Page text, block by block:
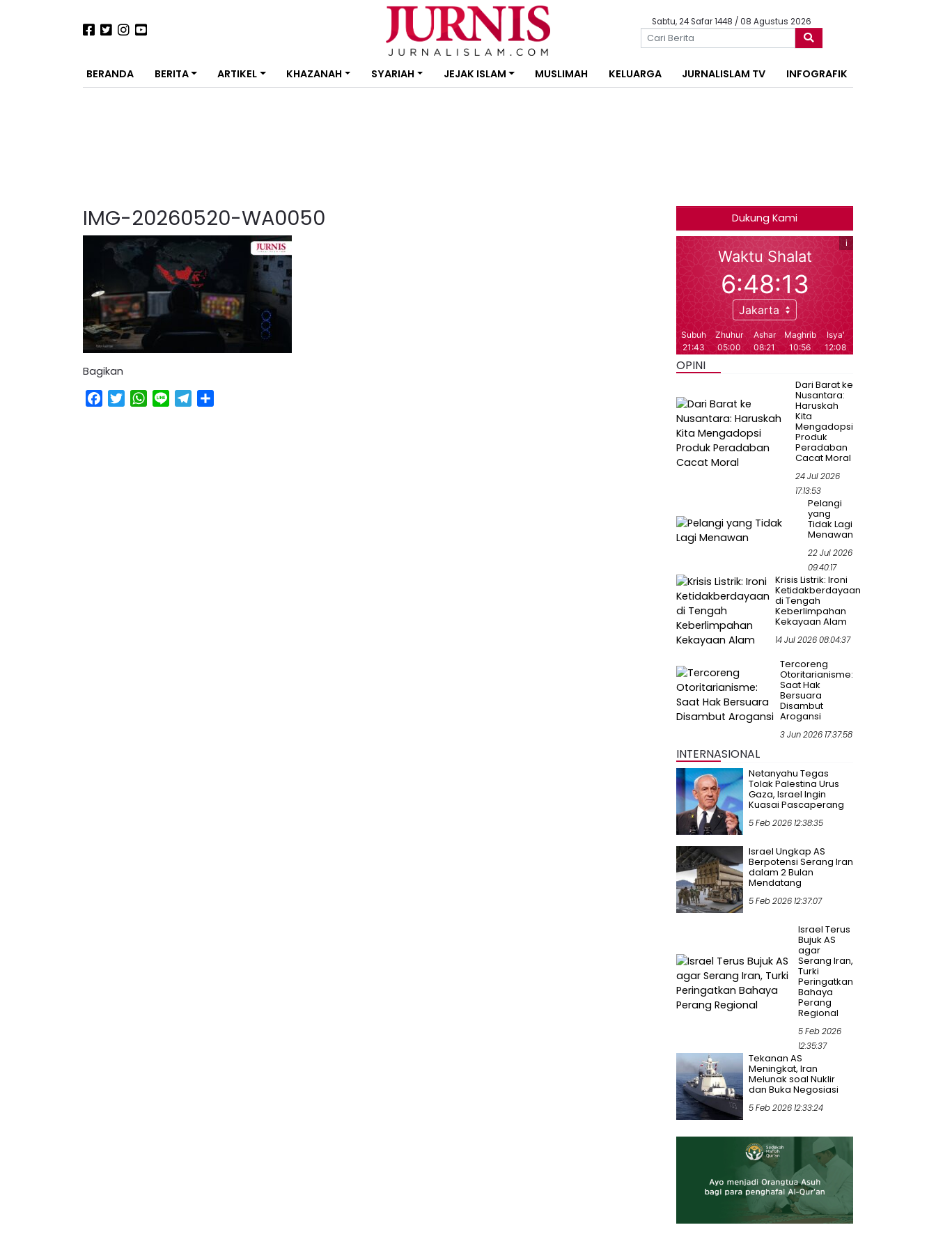
Sabtu, 24 Safar 1448 / 08 Agustus 2026
BERANDA BERITA ARTIKEL KHAZANAH SYARIAH JEJAK ISLAM MUSLIMAH KELUARGA JURNALISLAM TV INFOGRAFIK
IMG-20260520-WA0050
Bagikan
Facebook
TwitterWhatsApp
Line Telegram
Dukung Kami
OPINI
Dari Barat ke
Nusantara:
Haruskah
Kita
Mengadopsi
Produk
Peradaban
Cacat Moral
24 Jul 2026
17:13:53
Pelangi
yang
Tidak Lagi
Menawan
22 Jul 2026
09:40:17
Krisis Listrik: Ironi
Ketidakberdayaan
di Tengah
Keberlimpahan
Kekayaan Alam
14 Jul 2026 08:04:37
Tercoreng
Otoritarianisme:
Saat Hak
Bersuara
Disambut
Arogansi
3 Jun 2026 17:37:58
INTERNASIONAL
Netanyahu Tegas
Tolak Palestina Urus
Gaza, Israel Ingin
Kuasai Pascaperang
5 Feb 2026 12:38:35
Israel Ungkap AS
Berpotensi Serang Iran
dalam 2 Bulan
Mendatang
5 Feb 2026 12:37:07
Israel Terus
Bujuk AS
agar
Serang Iran,
Turki
Peringatkan
Bahaya
Perang
Regional
5 Feb 2026
12:35:37
Tekanan AS
Meningkat, Iran
Melunak soal Nuklir
dan Buka Negosiasi
5 Feb 2026 12:33:24